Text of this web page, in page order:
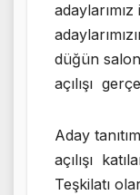
düğün
açılışı
Aday
açılışı
Teşkilatı